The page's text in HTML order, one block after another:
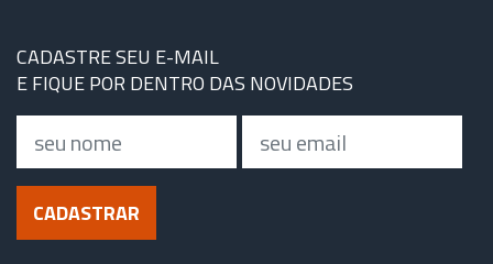
CADASTRE SEU E-MAIL
E FIQUE POR DENTRO DAS NOVIDADES
CADASTRAR